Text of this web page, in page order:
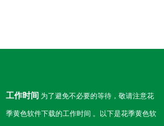
工作时间 为了避免不必要的等待，敬请注意花
季黄色软件下载的工作时间 。以下是花季黄色软